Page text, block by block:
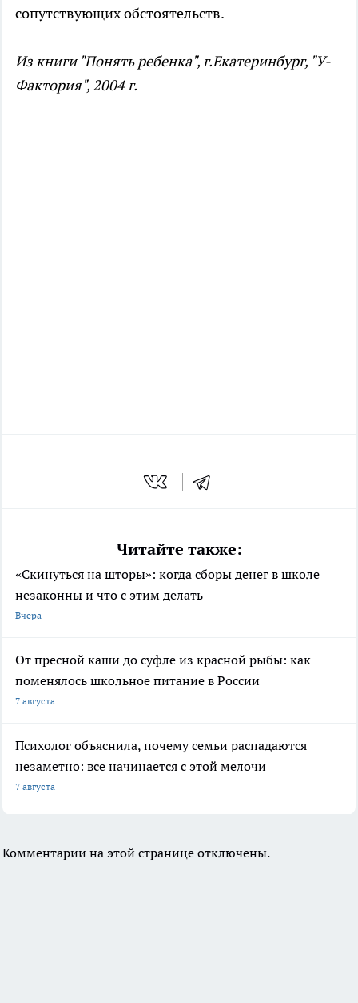
сопутствующих обстоятельств.
Из книги "Понять ребенка", г.Екатеринбург, "У-
Фактория", 2004 г.
Читайте также:
«Скинуться на шторы»: когда сборы денег в школе
незаконны и что с этим делать
Вчера
От пресной каши до суфле из красной рыбы: как
поменялось школьное питание в России
7 августа
Психолог объяснила, почему семьи распадаются
незаметно: все начинается с этой мелочи
7 августа
Комментарии на этой странице отключены.